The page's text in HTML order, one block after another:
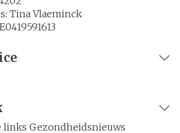
Tina Vlaeminck
links Gezondheidsnieuws